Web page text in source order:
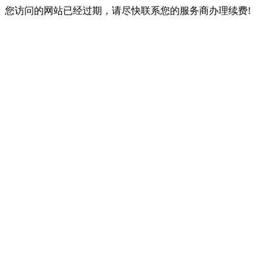
您访问的网站已经过期，请尽快联系您的服务商办理续费!